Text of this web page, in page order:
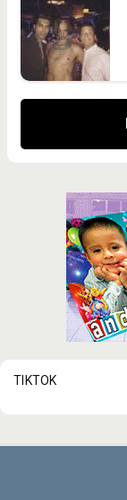
TIKTOK